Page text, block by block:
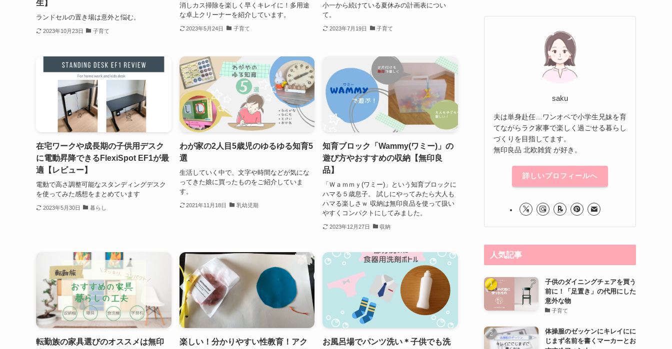
生】
ランドセルの置き場は意外と悩む。
2023年10月23日 子育て
消しカス掃除を楽しく早くキレイに！多用途
な卓上クリーナーを紹介しています。
2023年5月24日 子育て
小一から続けている夏休みの計画表につい
て。
2023年7月19日 子育て
在宅ワークや成長期の子供用デスク
に電動昇降できるFlexiSpot EF1が最
適【レビュー】
電動で高さ調整可能なスタンディングデスク
を使ってみた感想をまとめています
2023年5月30日 暮らし
わが家の2人目5歳児のゆるゆる知育5
選
生活していく中で、文字や時間などが気にな
ってきた娘に買ったものをご紹介していま
す。
2021年11月18日 乳幼児期
知育ブロック「Wammy(ワミー)」の
遊び方やおすすめの収納【無印良
品】
「Ｗａｍｍｙ(ワミー)」という知育ブロックに
ハマる５歳息子。 試しにやってみたら大人も
ハマる楽しさｗ 収納は無印良品を使って扱い
やすくコンパクトにしてみました。
2023年12月27日 収納
転勤族の家具選びのオススメは無印
楽しい！分かりやすい性教育！アク
お風呂場でパンツ洗い＊子供でも洗
saku
夫は単身赴任…ワンオペで小学生兄妹を育
てながらラク家事で楽しく過ごせる暮らし
づくりを目指してます。
無印良品 北欧雑貨 が好き。
詳しいプロフィールへ
人気記事
子供のダイニングチェアを買う
前に！「足置き」の代用にした
意外な物
子育て
体操服のゼッケンにキレイにに
じまず名前を書くマーカーとお